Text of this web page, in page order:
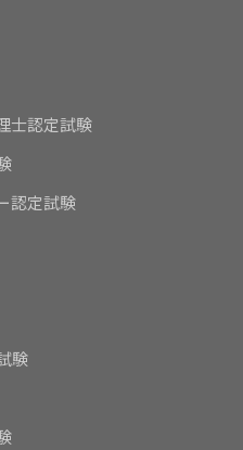
士認定試験
認定試験
験